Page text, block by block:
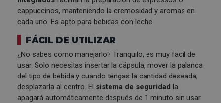
cappuccinos, manteniendo la cremosidad y aromas en
cada uno. Es apto para bebidas con leche.
FÁCIL DE UTILIZAR
¿No sabes cómo manejarlo? Tranquilo, es muy fácil de
usar. Solo necesitas insertar la cápsula, mover la palanca
del tipo de bebida y cuando tengas la cantidad deseada,
desplazarla al centro. El sistema de seguridad la
apagará automáticamente después de 1 minuto sin usar.